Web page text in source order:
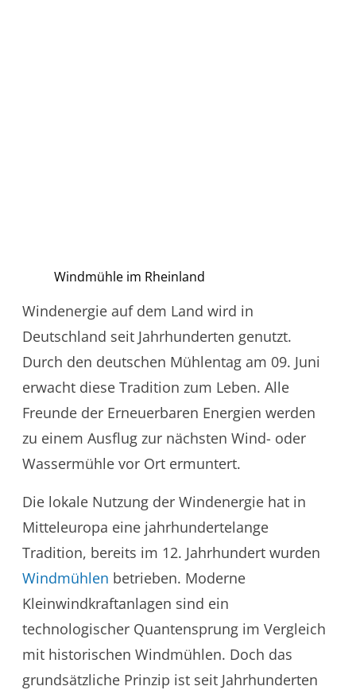
Windmühle im Rheinland
Windenergie auf dem Land wird in
Deutschland seit Jahrhunderten genutzt.
Durch den deutschen Mühlentag am 09. Juni
erwacht diese Tradition zum Leben. Alle
Freunde der Erneuerbaren Energien werden
zu einem Ausflug zur nächsten Wind- oder
Wassermühle vor Ort ermuntert.
Die lokale Nutzung der Windenergie hat in
Mitteleuropa eine jahrhundertelange
Tradition, bereits im 12. Jahrhundert wurden
Windmühlen betrieben. Moderne
Kleinwindkraftanlagen sind ein
technologischer Quantensprung im Vergleich
mit historischen Windmühlen. Doch das
grundsätzliche Prinzip ist seit Jahrhunderten